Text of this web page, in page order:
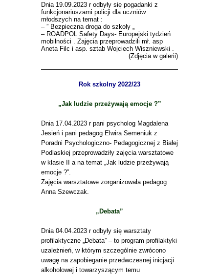
Dnia 19.09.2023 r odbyły się pogadanki z
funkcjonariuszami policji dla uczniów
młodszych na temat :
– ” Bezpieczna droga do szkoły „
– ROADPOL Safety Days- Europejski tydzień
mobilności . Zajęcia przeprowadzili mł. asp
Aneta Filc i asp. sztab Wojciech Wiszniewski .
(Zdjęcia w galerii)
Rok szkolny 2022/23
„Jak ludzie przeżywają emocje ?”
Dnia 17.04.2023 r pani psycholog Magdalena
Jesień i pani pedagog Elwira Semeniuk z
Poradni Psychologiczno- Pedagogicznej z Białej
Podlaskiej przeprowadziły zajęcia warsztatowe
w klasie II a na temat „Jak ludzie przeżywają
emocje ?”.
Zajęcia warsztatowe zorganizowała pedagog
Anna Szewczak.
„Debata”
Dnia 04.04.2023 r odbyły się warsztaty
profilaktyczne „Debata” – to program profilaktyki
uzależnień, w którym szczególnie zwrócono
uwagę na zapobieganie przedwczesnej inicjacji
alkoholowej i towarzyszącym temu